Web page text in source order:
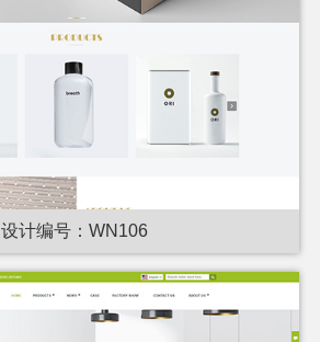
设计编号：WN106